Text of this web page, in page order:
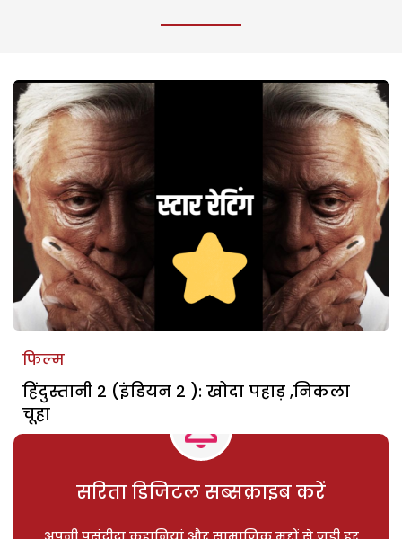
फिल्म
हिंदुस्तानी 2 (इंडियन 2 ): खोदा पहाड़ ,निकला
चूहा
सरिता डिजिटल सब्सक्राइब करें